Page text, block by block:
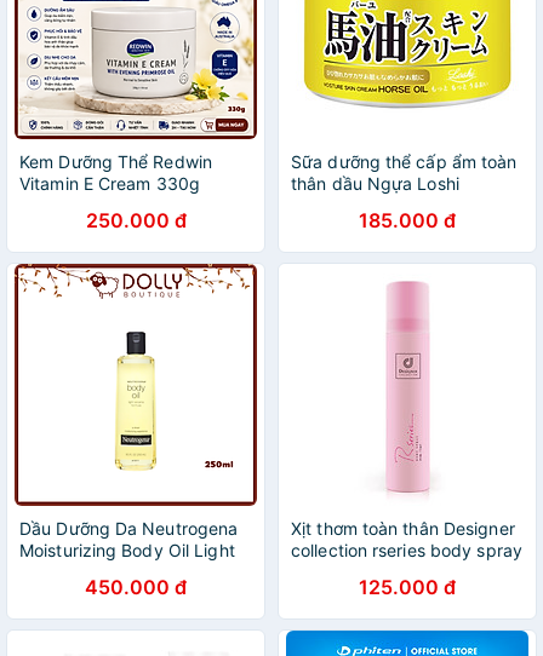
Kem Dưỡng Thể Redwin
Vitamin E Cream 330g
250.000 đ
Sữa dưỡng thể cấp ẩm toàn
thân dầu Ngựa Loshi
Oil Nhật Bản 485ml
185.000 đ
Dầu Dưỡng Da Neutrogena
Moisturizing Body Oil Light
450.000 đ
Xịt thơm toàn thân Designer
collection rseries body spray
125.000 đ